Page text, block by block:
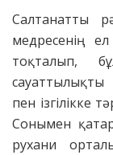
Салтанатты
медресенің
тоқталып,
пен ізгілікке
Сонымен
рухани